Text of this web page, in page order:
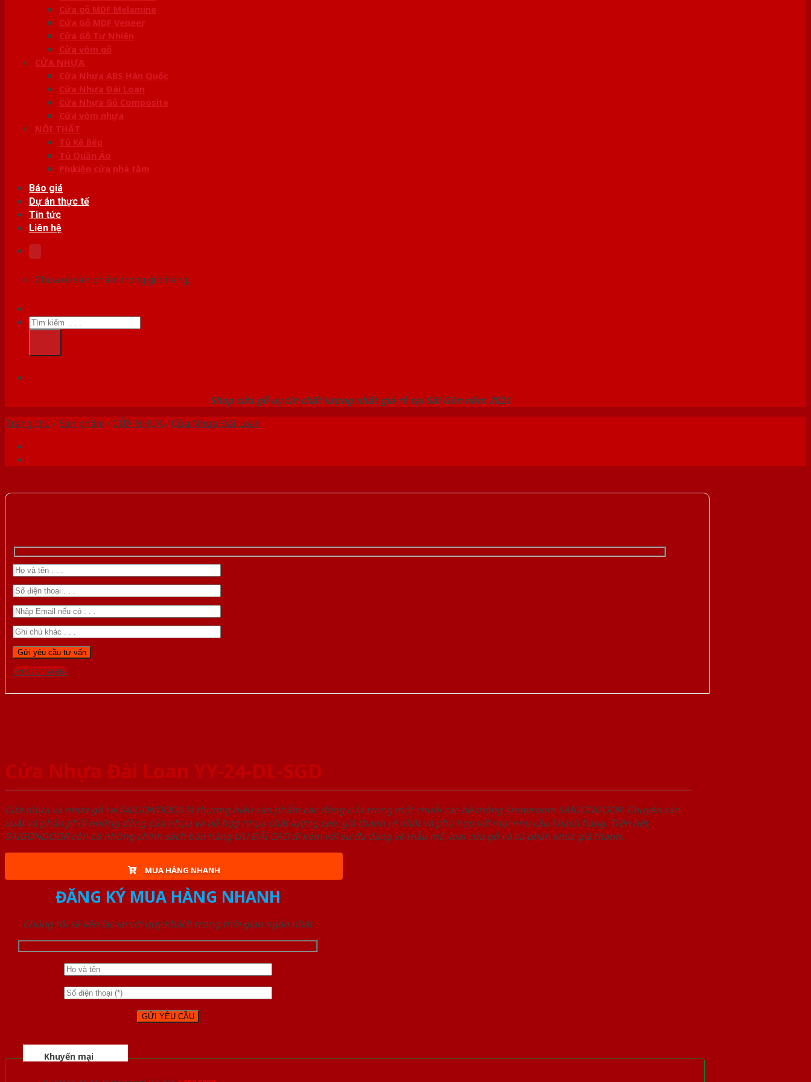
Cửa gỗ MDF Melamine
Cửa Gỗ MDF Veneer
Cửa Gỗ Tự Nhiên
Cửa vòm gỗ
CỬA NHỰA
Cửa Nhựa ABS Hàn Quốc
Cửa Nhựa Đài Loan
Cửa Nhựa Gỗ Composite
Cửa vòm nhựa
NỘI THẤT
Tủ Kệ Bếp
Tủ Quần Áo
Phụ kiện cửa nhà tắm
Báo giá
Dự án thực tế
Tin tức
Liên hệ
Chưa có sản phẩm trong giỏ hàng.
Tìm
kiếm:
Shop cửa gỗ uy tín chất lượng nhất giá rẻ tại Sài Gòn năm 2021
Trang chủ /Sản phẩm /CỬA NHỰA/Cửa Nhựa Đài Loan
Gọi 0976.169.864
Cửa Nhựa Đài Loan YY-24-DL-SGD
Cửa nhựa và nhựa gỗ tại SAIGONDOOR là thương hiệu sản phẩm các dòng cửa trong một chuỗi các hệ thống Showroom SAIGONDOOR. Chuyên sản
xuất và phân phối những dòng cửa nhựa và hỗ hợp nhựa chất lượng cao, giá thành rẻ nhất và phù hợp với mọi nhu cầu khách hàng. Trên hết,
SAIGONDOOR còn có những chính sách bán hàng ƯU ĐÃI CAO đi kèm với sự đa dạng về mẫu mã, loại cửa gỗ và cả phân khúc giá thành.
MUA HÀNG NHANH
ĐĂNG KÝ MUA HÀNG NHANH
Chúng tôi sẽ liên lạc lại với quý khách trong thời gian ngắn nhất
Khuyến mại